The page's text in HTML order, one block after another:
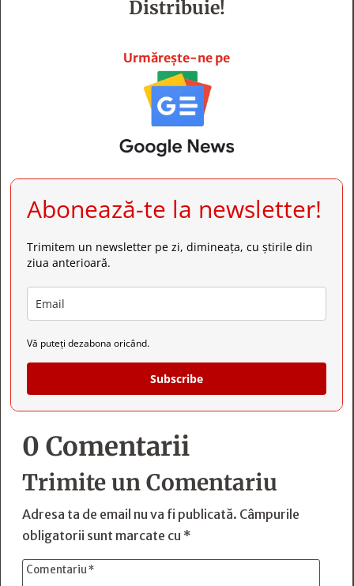
Distribuie!
Urmărește-ne pe
Abonează-te la newsletter!
Trimitem un newsletter pe zi, dimineața, cu știrile din
ziua anterioară.
Vă puteți dezabona oricând.
Subscribe
0 Comentarii
Trimite un Comentariu
Adresa ta de email nu va fi publicată. Câmpurile
obligatorii sunt marcate cu *